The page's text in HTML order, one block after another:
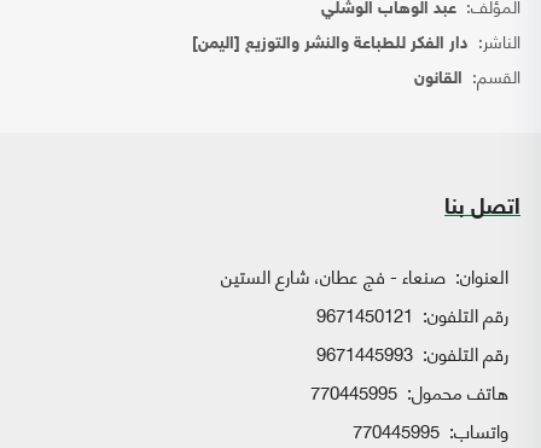
عبد الوهاب الوشلي
الناشر: دار الفكر للطباعة والنشر والتوزيع [اليمن]
القسم: القانون
اتصل بنا
العنوان: صنعاء - فج عطان، شارع الستين
رقم التلفون: 9671450121
رقم التلفون: 9671445993
هاتف محمول: 770445995
واتساب: